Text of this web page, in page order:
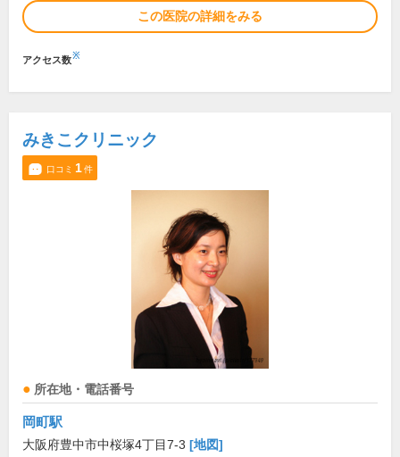
この医院の詳細をみる
アクセス数※
みきこクリニック
口コミ 1件
所在地・電話番号
岡町駅
大阪府豊中市中桜塚4丁目7-3 [地図]